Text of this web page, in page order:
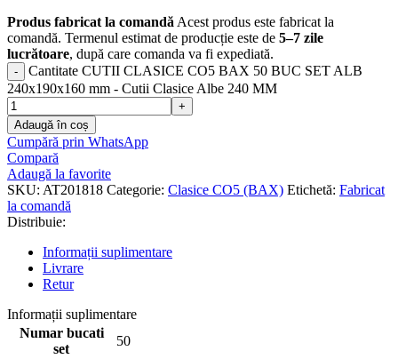
Produs fabricat la comandă Acest produs este fabricat la
comandă. Termenul estimat de producție este de 5–7 zile
lucrătoare, după care comanda va fi expediată.
Cantitate CUTII CLASICE CO5 BAX 50 BUC SET ALB
240x190x160 mm - Cutii Clasice Albe 240 MM
Adaugă în coș
Cumpără prin WhatsApp
Compară
Adaugă la favorite
SKU: AT201818 Categorie: Clasice CO5 (BAX) Etichetă: Fabricat
la comandă
Distribuie:
Informații suplimentare
Livrare
Retur
Informații suplimentare
Numar bucati
set
50